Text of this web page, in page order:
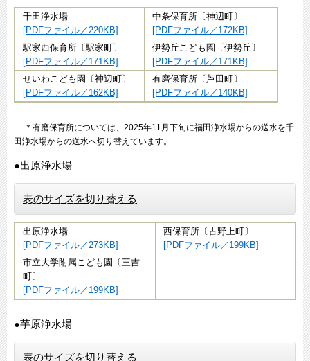
千田浄水場
[PDFファイル／220KB]
中条保育所〔神辺町〕
[PDFファイル／172KB]
駅家西保育所〔駅家町〕
[PDFファイル／171KB]
伊勢丘こども園〔伊勢丘〕
[PDFファイル／171KB]
せいわこども園〔神辺町〕
[PDFファイル／162KB]
有磨保育所〔芦田町〕
[PDFファイル／140KB]
＊有磨保育所については、2025年11月下旬に福田浄水場からの送水を千
田浄水場からの送水へ切り替えています。
●出原浄水場
表のサイズを切り替える
出原浄水場
[PDFファイル／273KB]
西保育所〔古野上町〕
[PDFファイル／199KB]
市立大学附属こども園〔三吉
町〕
[PDFファイル／199KB]
●芋原浄水場
表のサイズを切り替える